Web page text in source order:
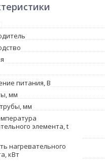
питания, В
мм
мм
элемента, t
нагревательного
кВт